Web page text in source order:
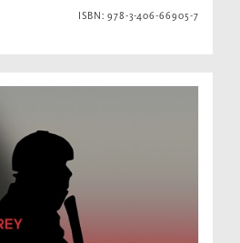
ISBN: 978-3-406-66905-7